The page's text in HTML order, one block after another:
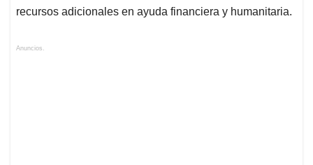
recursos adicionales en ayuda financiera y humanitaria.
Anuncios.